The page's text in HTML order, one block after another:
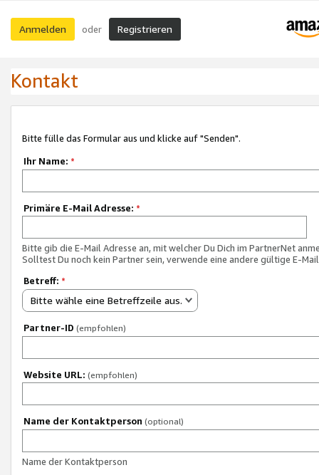
Anmelden oder Registrieren
Kontakt
Bitte fülle das Formular aus und klicke auf "Senden".
Ihr Name: *
Primäre E-Mail Adresse: *
Bitte gib die E-Mail Adresse an, mit welcher Du Dich im PartnerNet
Solltest Du noch kein Partner sein, verwende eine andere gültige E-
Betreff: *
Bitte wähle eine Betreffzeile aus.
Partner-ID (empfohlen)
Website URL: (empfohlen)
Name der Kontaktperson (optional)
Name der Kontaktperson